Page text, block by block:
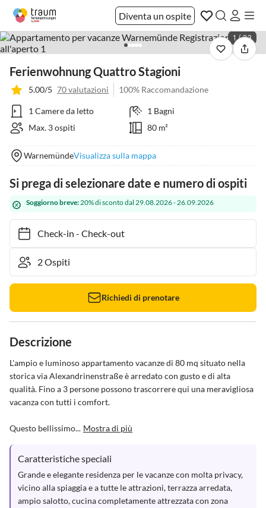
Diventa un ospite
1 / 33
Ferienwohnung Quattro Stagioni
5.00/5 70 valutazioni 100% Raccomandazione
1 Camere da letto
1 Bagni
Max. 3 ospiti
80 m²
WarnemündeVisualizza sulla mappa
Si prega di selezionare date e numero di ospiti
Soggiorno breve:20% di sconto dal 29.08.2026 - 26.09.2026
Check-in- Check-out
Richiedi di prenotare
Descrizione
L'ampio e luminoso appartamento vacanze di 80 mq situato nella
storica via Alexandrinenstraße è arredato con gusto e di alta
qualità. Fino a 3 persone possono trascorrere qui una meravigliosa
vacanza con tutti i comfort.
Questo bellissimo... Mostra di più
Caratteristiche speciali
Grande e elegante residenza per le vacanze con molta privacy,
vicino alla spiaggia e a tutte le attrazioni, terrazza arredata,
ampio salotto, cucina completamente attrezzata con zona